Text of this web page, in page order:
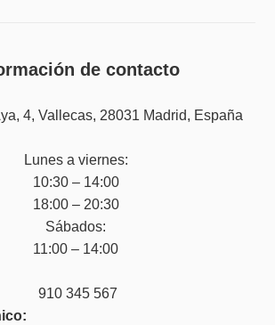
de contacto
4, Vallecas, 28031 Madrid, España
Lunes a viernes:
10:30 – 14:00
18:00 – 20:30
Sábados:
11:00 – 14:00
910 345 567